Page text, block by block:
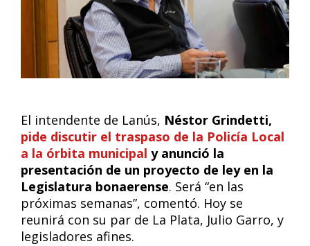
El intendente de Lanús, Néstor Grindetti,
pide discutir el traspaso de la Policía Local
a la órbita municipal y anunció la
presentación de un proyecto de ley en la
Legislatura bonaerense. Será “en las
próximas semanas”, comentó. Hoy se
reunirá con su par de La Plata, Julio Garro, y
legisladores afines.